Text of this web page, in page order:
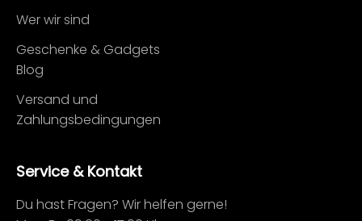
Wer wir sind
Geschenke & Gadgets
Blog
Versand und
Zahlungsbedingungen
Service & Kontakt
Du hast Fragen? Wir helfen gerne!